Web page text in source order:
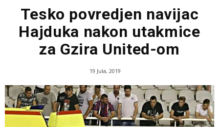
Tesko povredjen navijac
Hajduka nakon utakmice
za Gzira United-om
19 Jula, 2019